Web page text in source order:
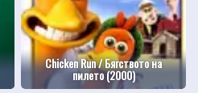
Chicken Run / Бягството на
пилето (2000)